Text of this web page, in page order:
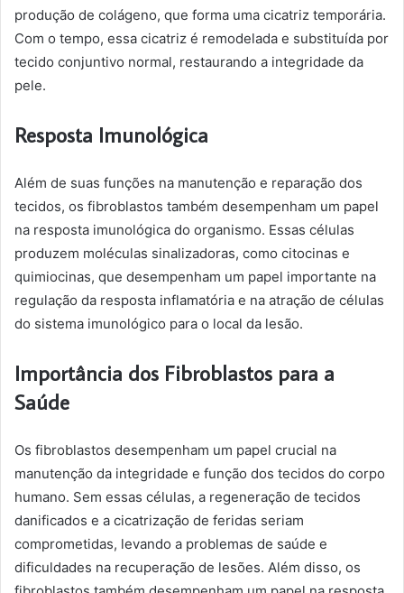
produção de colágeno, que forma uma cicatriz temporária.
Com o tempo, essa cicatriz é remodelada e substituída por
tecido conjuntivo normal, restaurando a integridade da
pele.
Resposta Imunológica
Além de suas funções na manutenção e reparação dos
tecidos, os fibroblastos também desempenham um papel
na resposta imunológica do organismo. Essas células
produzem moléculas sinalizadoras, como citocinas e
quimiocinas, que desempenham um papel importante na
regulação da resposta inflamatória e na atração de células
do sistema imunológico para o local da lesão.
Importância dos Fibroblastos para a
Saúde
Os fibroblastos desempenham um papel crucial na
manutenção da integridade e função dos tecidos do corpo
humano. Sem essas células, a regeneração de tecidos
danificados e a cicatrização de feridas seriam
comprometidas, levando a problemas de saúde e
dificuldades na recuperação de lesões. Além disso, os